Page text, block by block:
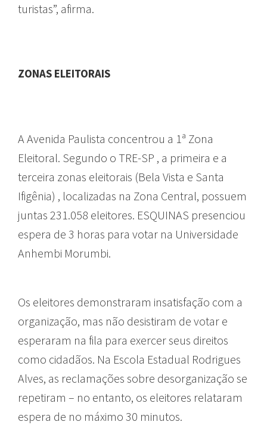
turistas”, afirma.
ZONAS ELEITORAIS
A Avenida Paulista concentrou a 1ª Zona
Eleitoral. Segundo o TRE-SP , a primeira e a
terceira zonas eleitorais (Bela Vista e Santa
Ifigênia) , localizadas na Zona Central, possuem
juntas 231.058 eleitores. ESQUINAS presenciou
espera de 3 horas para votar na Universidade
Anhembi Morumbi.
Os eleitores demonstraram insatisfação com a
organização, mas não desistiram de votar e
esperaram na fila para exercer seus direitos
como cidadãos. Na Escola Estadual Rodrigues
Alves, as reclamações sobre desorganização se
repetiram – no entanto, os eleitores relataram
espera de no máximo 30 minutos.